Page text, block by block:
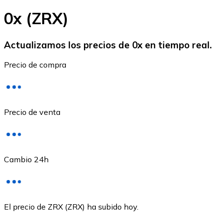
Ethereum
USD Coin
0x (ZRX)
Actualizamos los precios de 0x en tiempo real.
Precio de compra
Precio de venta
Cambio 24h
El precio de ZRX (ZRX) ha subido hoy.